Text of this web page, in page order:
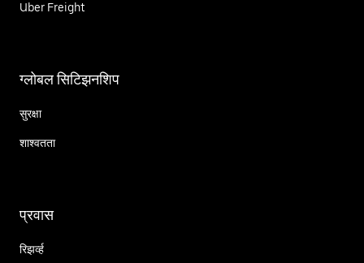
Uber Freight
ग्लोबल सिटिझनशिप
सुरक्षा
शाश्वतता
प्रवास
रिझर्व्ह